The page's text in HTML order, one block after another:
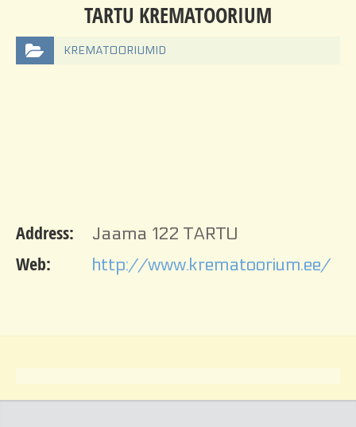
TARTU KREMATOORIUM
KREMATOORIUMID
Address: Jaama 122 TARTU
Web: http://www.krematoorium.ee/